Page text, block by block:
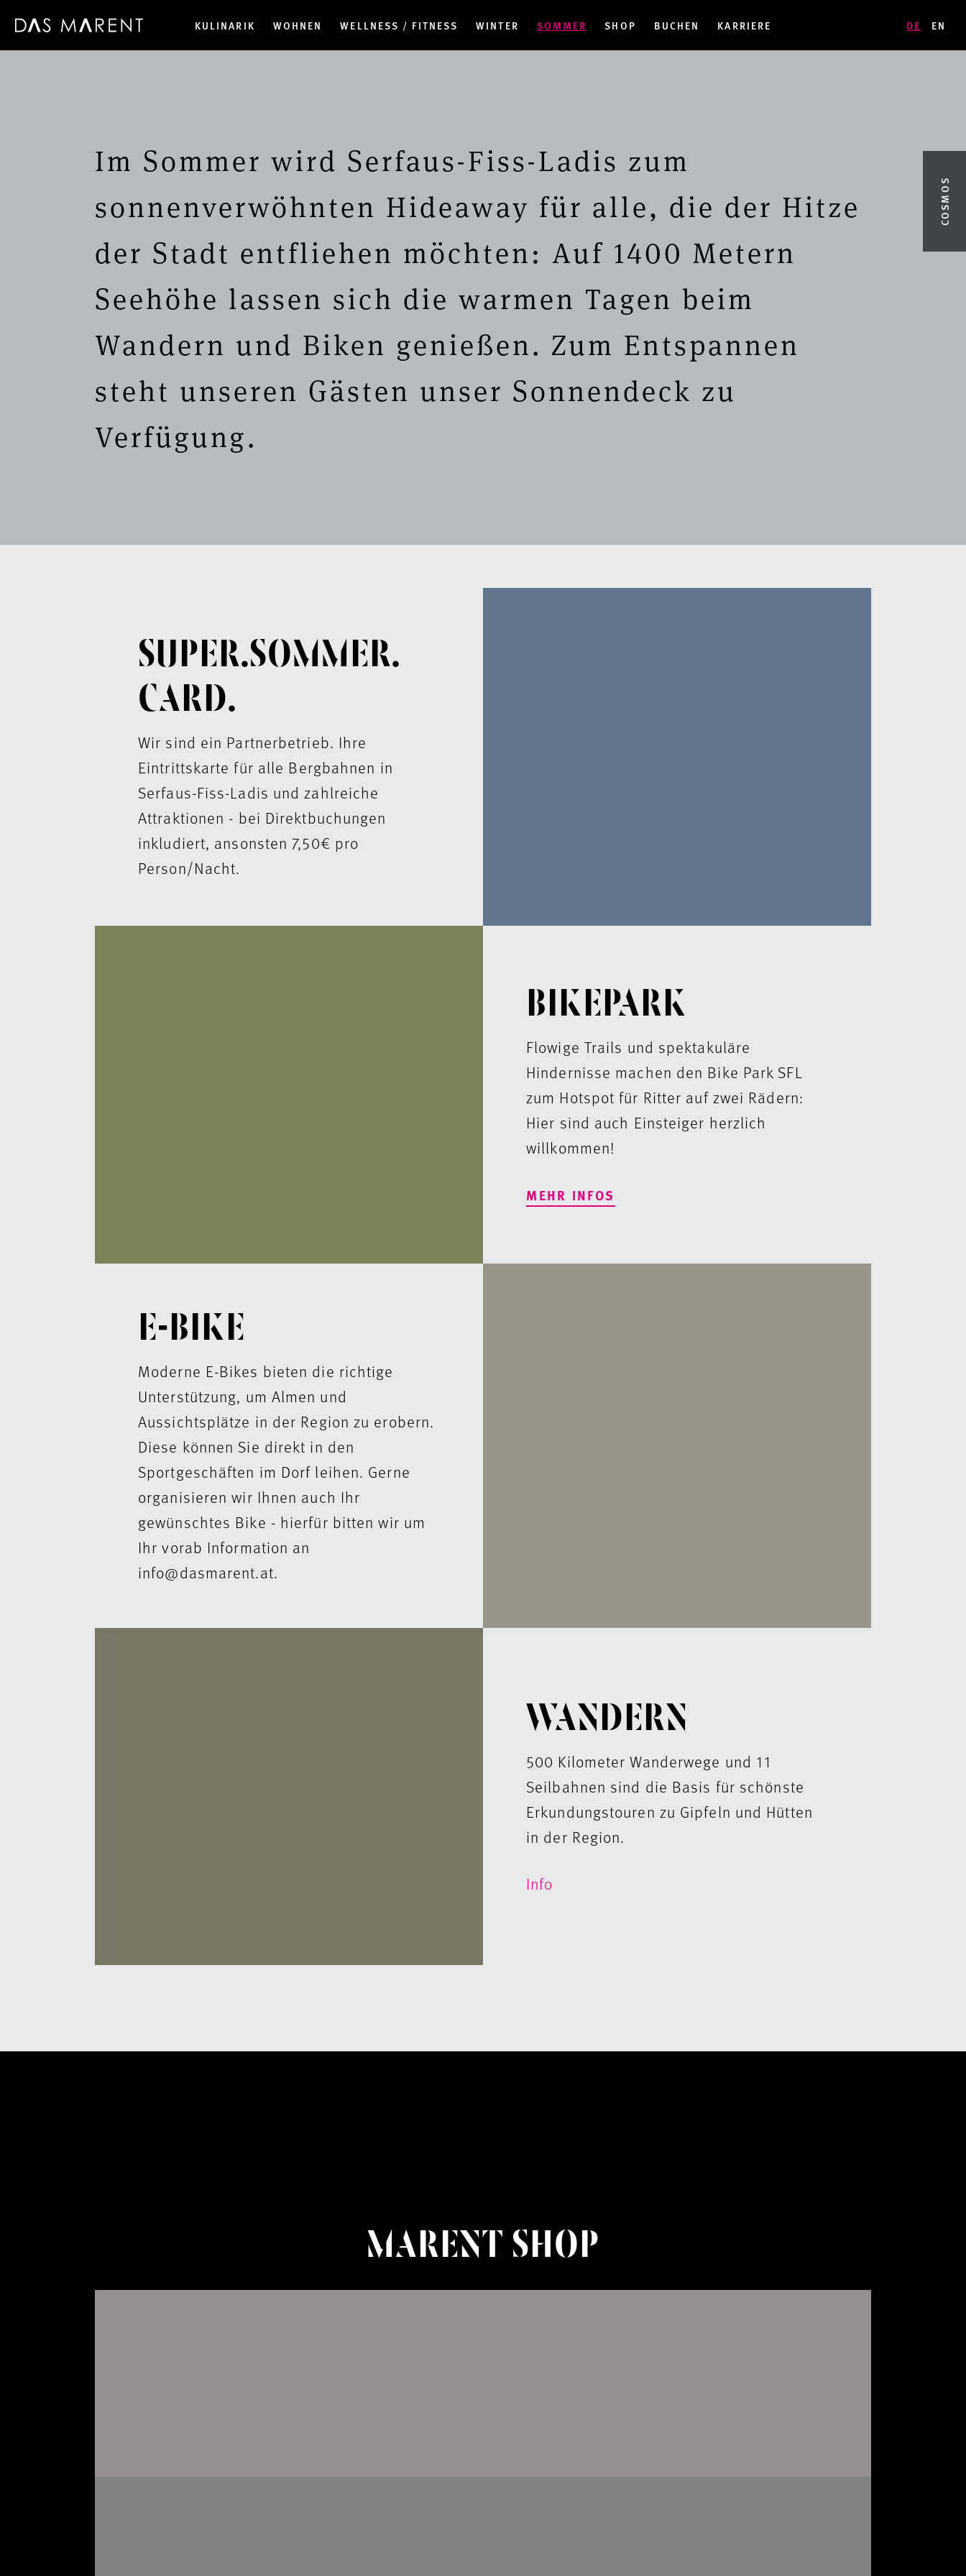
KULINARIK WOHNEN WELLNESS / FITNESS WINTER SOMMER SHOP BUCHEN KARRIERE DE EN
COSMOS
Im Sommer wird Serfaus-Fiss-Ladis zum
sonnenverwöhnten Hideaway für alle, die der Hitze
der Stadt entfliehen möchten: Auf 1400 Metern
Seehöhe lassen sich die warmen Tagen beim
Wandern und Biken genießen. Zum Entspannen
steht unseren Gästen unser Sonnendeck zu
Verfügung.
SUPER.SOMMER.
CARD.
Wir sind ein Partnerbetrieb. Ihre
Eintrittskarte für alle Bergbahnen in
Serfaus-Fiss-Ladis und zahlreiche
Attraktionen - bei Direktbuchungen
inkludiert, ansonsten 7,50€ pro
Person/Nacht.
BIKEPARK
Flowige Trails und spektakuläre
Hindernisse machen den Bike Park SFL
zum Hotspot für Ritter auf zwei Rädern:
Hier sind auch Einsteiger herzlich
willkommen!
MEHR INFOS
E-BIKE
Moderne E-Bikes bieten die richtige
Unterstützung, um Almen und
Aussichtsplätze in der Region zu erobern.
Diese können Sie direkt in den
Sportgeschäften im Dorf leihen. Gerne
organisieren wir Ihnen auch Ihr
gewünschtes Bike - hierfür bitten wir um
Ihr vorab Information an
info@dasmarent.at.
WANDERN
500 Kilometer Wanderwege und 11
Seilbahnen sind die Basis für schönste
Erkundungstouren zu Gipfeln und Hütten
in der Region.
Info
MARENT SHOP